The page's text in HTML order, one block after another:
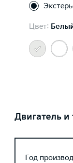
Цвет:
Двигатель и
Год